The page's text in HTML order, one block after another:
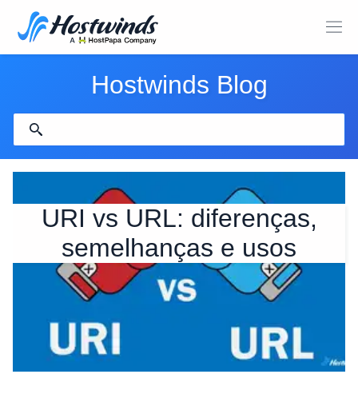
Hostwinds Blog
URI vs URL: diferenças,
semelhanças e usos